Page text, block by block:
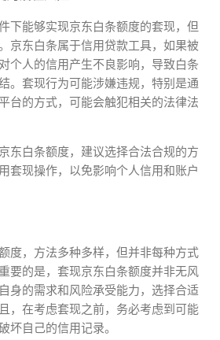
下能够实现京东白条额度的套现，但
京东白条属于信用贷款工具，如果被
个人的信用产生不良影响，导致白条
。套现行为可能涉嫌违规，特别是通
台的方式，可能会触犯相关的法律法
东白条额度，建议选择合法合规的方
套现操作，以免影响个人信用和账户
度，方法多种多样，但并非每种方式
要的是，套现京东白条额度并非无风
身的需求和风险承受能力，选择合适
，在考虑套现之前，务必考虑到可能
坏自己的信用记录。